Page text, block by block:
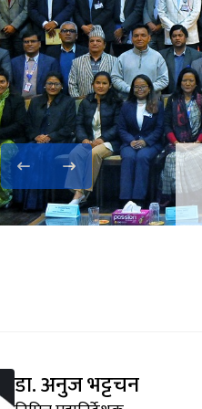
डा. अनुज भट्टचन